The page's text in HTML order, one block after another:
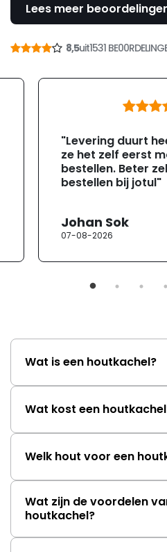
Lees meer
8,5uit1531
"Levering duurt
ze het zelf eerst
bestellen. Beter
bestellen bij jotul"
Johan Sok
07-08-2026
Wat is een houtkachel?
Wat kost een
Welk hout voor een
Wat zijn de voordelen
houtkachel?